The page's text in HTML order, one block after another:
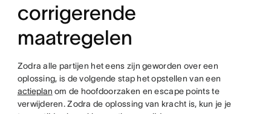
corrigerende
maatregelen
Zodra alle partijen het eens zijn geworden over een
oplossing, is de volgende stap het opstellen van een
actieplan om de hoofdoorzaken en escape points te
verwijderen. Zodra de oplossing van kracht is, kun je je